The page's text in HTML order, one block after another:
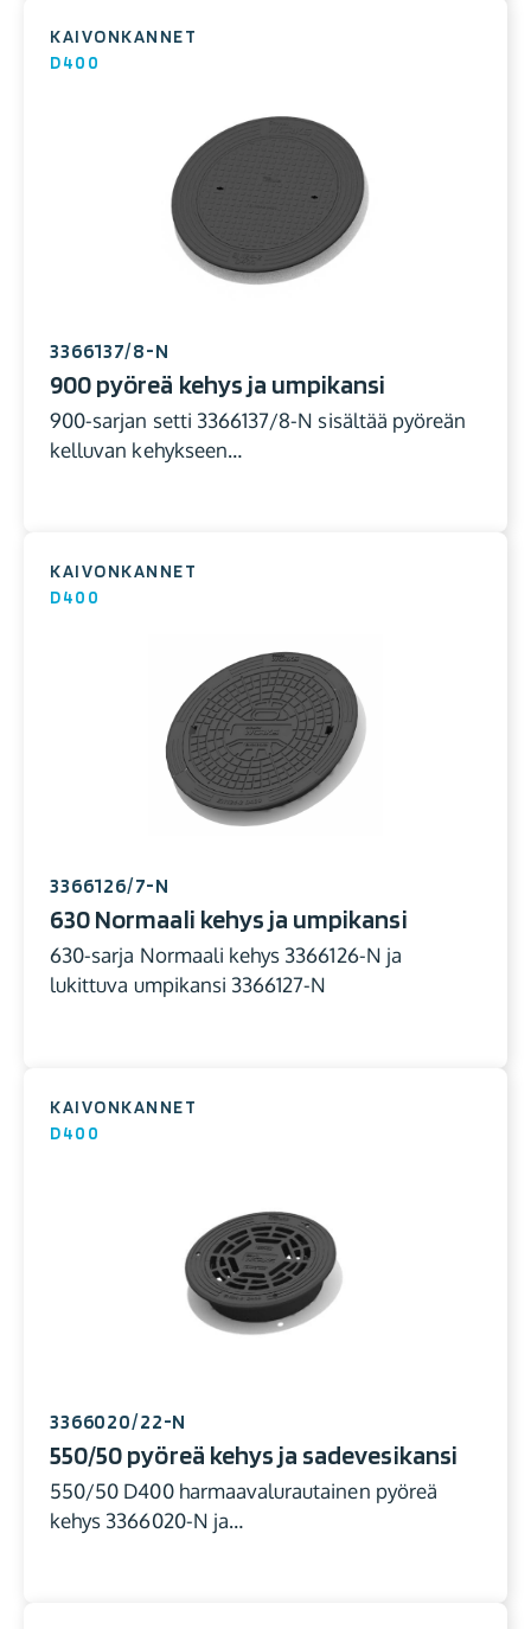
KAIVONKANNET
D400
3366137/8-N
900 pyöreä kehys ja umpikansi
900-sarjan setti 3366137/8-N sisältää pyöreän
kelluvan kehykseen…
KAIVONKANNET
D400
3366126/7-N
630 Normaali kehys ja umpikansi
630-sarja Normaali kehys 3366126-N ja
lukittuva umpikansi 3366127-N
KAIVONKANNET
D400
3366020/22-N
550/50 pyöreä kehys ja sadevesikansi
550/50 D400 harmaavalurautainen pyöreä
kehys 3366020-N ja…